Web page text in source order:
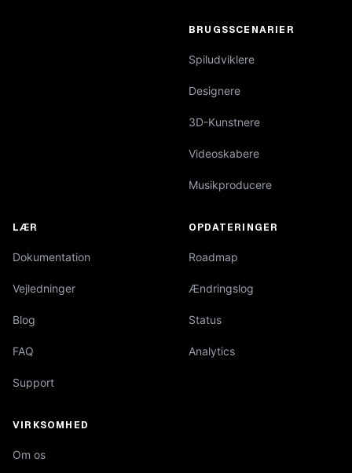
BRUGSSCENARIER
Spiludviklere
Designere
3D-Kunstnere
Videoskabere
Musikproducere
LÆR
Dokumentation
Vejledninger
Blog
FAQ
Support
OPDATERINGER
Roadmap
Ændringslog
Status
Analytics
VIRKSOMHED
Om os